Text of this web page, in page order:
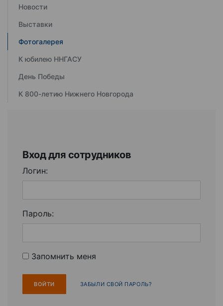
Новости
Выставки
Фотогалерея
К юбилею ННГАСУ
День Победы
К 800-летию Нижнего Новгорода
Вход для сотрудников
Логин:
Пароль:
Запомнить меня
ЗАБЫЛИ СВОЙ ПАРОЛЬ?